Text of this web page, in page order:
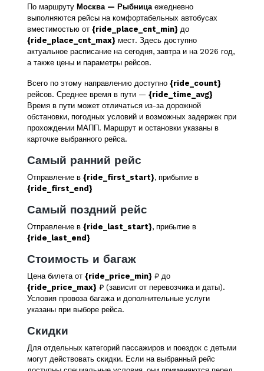
По маршруту Москва — Рыбницаежедневно
выполняются рейсы на комфортабельных автобусах
вместимостью от {ride_place_cnt_min} до
{ride_place_cnt_max} мест. Здесь доступно
актуальное расписание на сегодня, завтра и на 2026 год,
а также цены и параметры рейсов.
Всего по этому направлению доступно {ride_count}
рейсов. Среднее время в пути — {ride_time_avg}
Время в пути может отличаться из-за дорожной
обстановки, погодных условий и возможных задержек при
прохождении МАПП. Маршрут и остановки указаны в
карточке выбранного рейса.
Самый ранний рейс
Отправление в {ride_first_start}, прибытие в
{ride_first_end}
Самый поздний рейс
Отправление в {ride_last_start}, прибытие в
{ride_last_end}
Стоимость и багаж
Цена билета от {ride_price_min} ₽ до
{ride_price_max} ₽ (зависит от перевозчика и даты).
Условия провоза багажа и дополнительные услуги
указаны при выборе рейса.
Скидки
Для отдельных категорий пассажиров и поездок с детьми
могут действовать скидки. Если на выбранный рейс